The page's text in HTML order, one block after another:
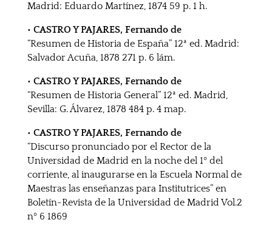
Madrid: Eduardo Martínez, 1874 59 p. 1 h.
• CASTRO Y PAJARES, Fernando de
“Resumen de Historia de España” 12ª ed. Madrid:
Salvador Acuña, 1878 271 p. 6 lám.
• CASTRO Y PAJARES, Fernando de
“Resumen de Historia General” 12ª ed. Madrid,
Sevilla: G. Álvarez, 1878 484 p. 4 map.
• CASTRO Y PAJARES, Fernando de
“Discurso pronunciado por el Rector de la
Universidad de Madrid en la noche del 1º del
corriente, al inaugurarse en la Escuela Normal de
Maestras las enseñanzas para Institutrices” en
Boletín-Revista de la Universidad de Madrid Vol.2
nº 6 1869